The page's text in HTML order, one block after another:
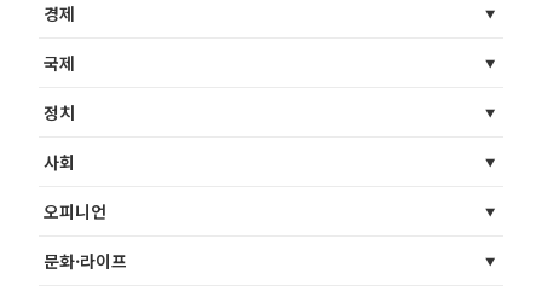
경제
국제
정치
사회
오피니언
문화·라이프